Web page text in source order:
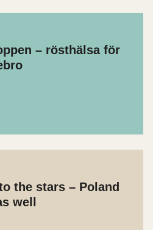
– rösthälsa för
the stars – Poland
well